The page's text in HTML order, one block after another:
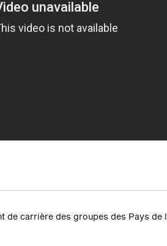
de carrière des groupes des Pays de